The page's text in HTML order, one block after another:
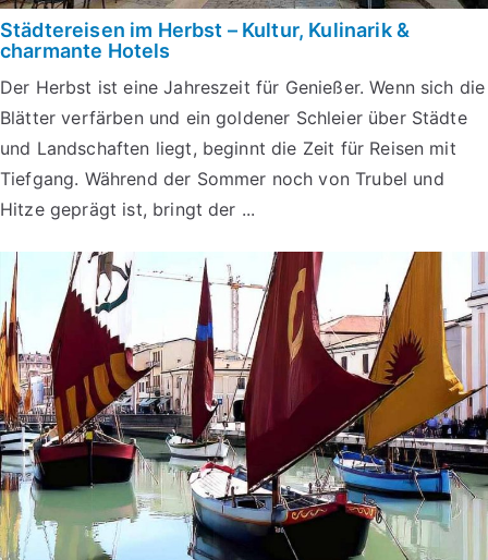
Städtereisen im Herbst – Kultur, Kulinarik &
charmante Hotels
Der Herbst ist eine Jahreszeit für Genießer. Wenn sich die
Blätter verfärben und ein goldener Schleier über Städte
und Landschaften liegt, beginnt die Zeit für Reisen mit
Tiefgang. Während der Sommer noch von Trubel und
Hitze geprägt ist, bringt der ...